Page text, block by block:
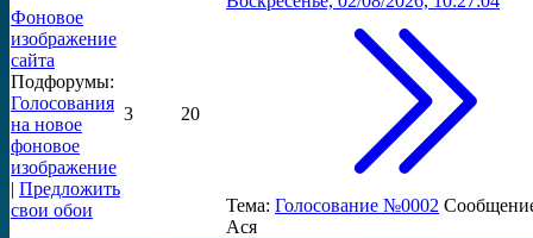
Фоновое
изображение
сайта
Подфорумы:
Голосования
на новое
фоновое
изображение
| Предложить
свои обои
3 20
Тема: Голосование №0002
Ася